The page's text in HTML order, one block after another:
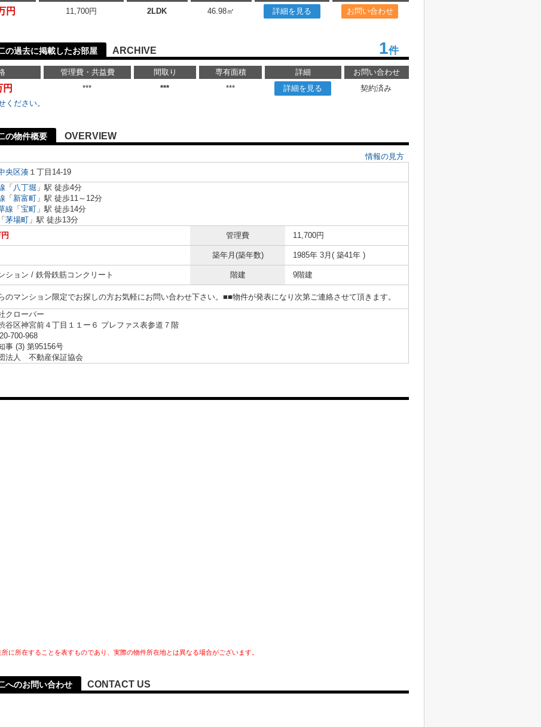
円 11,700円 2LDK 46.98㎡ 詳細を見る お問い合わせ
の過去に掲載したお部屋 ARCHIVE 1件
管理費・共益費 間取り 専有面積 詳細
お問い合わせ
円 *** *** *** 詳細を見る
契約済み
ください。
の物件概要 OVERVIEW
情報の見方
央区湊 １丁目14-19
「 八丁堀 」駅 徒歩4分
「 新富町 」駅 徒歩11～12分
線 「 宝町 」駅 徒歩14分
「 茅場町 」駅 徒歩13分
管理費 11,700円
築年月(築年数) 1985年 3月( 築41年 )
ション / 鉄骨鉄筋コンクリート 階建 9階建
のマンション限定でお探しの方お気軽にお問い合わせ下さい。■■物件が発表になり次第ご連絡させて頂きます。
クローバー
谷区神宮前４丁目１１ー６ プレファス表参道７階
700-968
事 (3) 第95156号
法人 不動産保証協会
に所在することを表すものであり、実際の物件所在地とは異なる場合がございます。
へのお問い合わせ CONTACT US